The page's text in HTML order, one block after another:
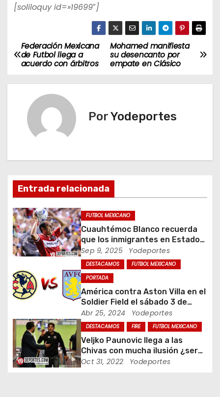
[soliloquy id=»19699″]
N
a
c
i
ó
n
d
e
e
n
t
r
Mohamed manifiesta
su desencanto por
empate en Clásico
Federación Mexicana
de Futbol llega a
acuerdo con árbitros
PorYodeportes
Entrada relacionada
FUTBOL MEXICANO
Cuauhtémoc Blanco recuerda
que los inmigrantes en Estados
Unidos son gente trabajadora
Sep 9, 2025 Yodeportes
DESTACAMOS
FUTBOL MEXICANO
PORTADA
América contra Aston Villa en el
Soldier Field el sábado 3 de
agosto
Abr 25, 2024 Yodeportes
DESTACAMOS FIRE FUTBOL MEXICANO
Veljko Paunovic llega a las
Chivas con mucha ilusión ¿será
suficiente?
Oct 31, 2022 Yodeportes